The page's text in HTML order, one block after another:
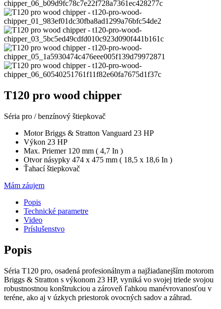
T120 pro wood chipper
Séria pro / benzínový štiepkovač
Motor Briggs & Stratton Vanguard 23 HP
Výkon 23 HP
Max. Priemer 120 mm ( 4,7 In )
Otvor násypky 474 x 475 mm ( 18,5 x 18,6 In )
Ťahací štiepkovač
Mám záujem
Popis
Technické parametre
Video
Príslušenstvo
Popis
Séria T120 pro, osadená profesionálnym a najžiadanejším motorom
Briggs & Stratton s výkonom 23 HP, vyniká vo svojej triede svojou
robustnostnou konštrukciou a zároveň ľahkou manévrovanosťou v
teréne, ako aj v úzkych priestorok ovocných sadov a záhrad.